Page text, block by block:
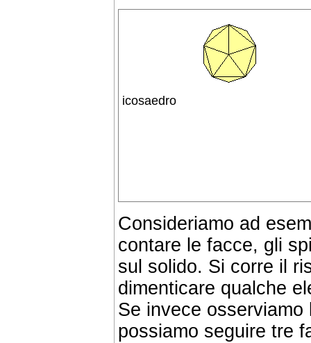
icosaedro
Consideriamo ad
contare le facce, gli
sul solido. Si corre il
dimenticare qualche
Se invece
possiamo seguire tre